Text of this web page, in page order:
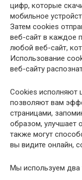
цифр, которые
мобильное
Затем cookies
веб-сайт в каждое
любой веб-сайт,
Использование
веб-сайту
Cookies исполняют
позволяют вам
страницами,
образом, улучшает
также могут
вы видите онлайн,
Мы используем два